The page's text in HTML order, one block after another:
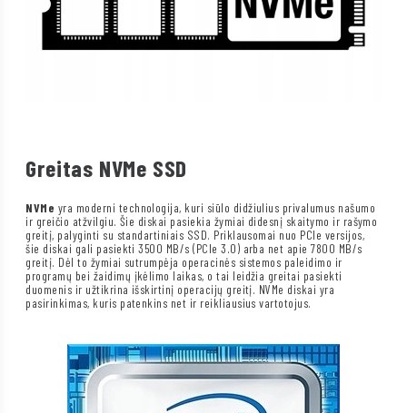
Greitas NVMe SSD
NVMe yra moderni technologija, kuri siūlo didžiulius privalumus našumo
ir greičio atžvilgiu. Šie diskai pasiekia žymiai didesnį skaitymo ir rašymo
greitį, palyginti su standartiniais SSD. Priklausomai nuo PCIe versijos,
šie diskai gali pasiekti 3500 MB/s (PCIe 3.0) arba net apie 7800 MB/s
greitį. Dėl to žymiai sutrumpėja operacinės sistemos paleidimo ir
programų bei žaidimų įkėlimo laikas, o tai leidžia greitai pasiekti
duomenis ir užtikrina išskirtinį operacijų greitį. NVMe diskai yra
pasirinkimas, kuris patenkins net ir reikliausius vartotojus.